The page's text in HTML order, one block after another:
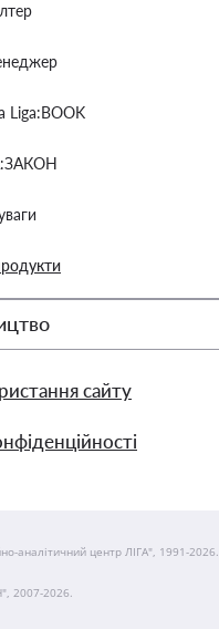
Liga:BOOK
сайту
аналітичний центр ЛІГА", 1991-2026.
2007-2026.